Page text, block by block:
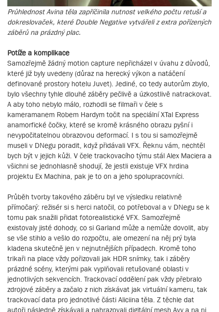
Průhlednost Avina těla zapříčinila nutnost velkého počtu retuší a
dokreslovaček, které Double Negative vytvářeli z extra pořízených
záběrů na prázdný plac.
Potíže a komplikace
Samozřejmě žádný motion capture nepřicházel v úvahu z důvodů,
které již byly uvedeny (důraz na herecký výkon a natáčení
definované prostory hotelu Juvet). Jediné, co tedy autorům zbylo,
bylo všechny tyhle dlouhé záběry pečlivě a úzkostlivě natrackovat.
A aby toho nebylo málo, rozhodli se filmaři v čele s
kameramanem Robem Hardym točit na speciální XTal Express
anamorfické čočky, které se kromě krásného obrazu pyšní i
nevypočitatelnou obrazovou deformací. I s tou si samozřejmě
museli v DNegu poradit, když přidávali VFX. Řeknu vám, nechtěl
bych být v jejich kůži. V čele trackovacího týmu stál Alex Maciera a
všichni se jednohlasně shodují, že jestli existuje VFX hrdina
projektu Ex Machina, pak je to on a jeho spolupracovníci.
Průběh tvorby takového záběru byl ve výsledku relativně
přímočarý: režisér si s herci natočil, co potřeboval a v DNegu se k
tomu pak snažili přidat fotorealistické VFX. Samozřejmě
existovaly jisté dohody, co si Garland může a nemůže dovolit, aby
se vše stihlo a vešlo do rozpočtu, ale omezení na něj prý byla
kladena skutečně jen v nejnutnějších případech. Kromě toho
trikaři na place vždy pořizovali jak HDR snímky, tak i záběry
prázdné scény, kterými pak vyplňovali retušované oblasti v
jednotlivých sekvencích. Trackovací oddělení pak vždy přebralo
zdrojové záběry a začalo z nich získávat jak virtuální kameru, tak
trackovací data pro jednotlivé části Aliciina těla. Z těchle dat
autoři následně získávali a nahrazovali digitální mesh Avy a na ni